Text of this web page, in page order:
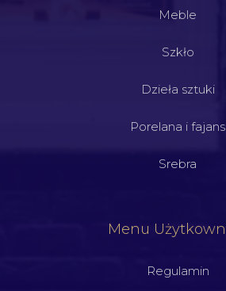
Meble
Szkło
Dzieła sztuki
Porelana i fajans
Srebra
Menu
Regulamin